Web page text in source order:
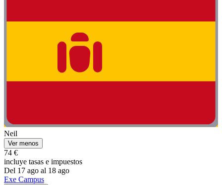
Neil
Ver menos
74 €
incluye tasas e impuestos
Del 17 ago al 18 ago
Exe Campus